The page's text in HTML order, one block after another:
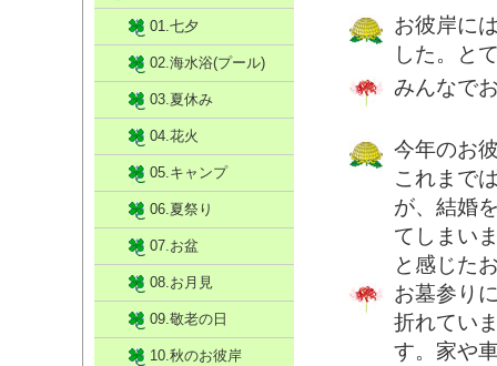
お彼岸に
した。と
みんなで
今年のお
これまで
が、結婚
てしまい
と感じた
お墓参り
折れてい
す。家や
01.七夕
02.海水浴(プール)
03.夏休み
04.花火
05.キャンプ
06.夏祭り
07.お盆
08.お月見
09.敬老の日
10.秋のお彼岸